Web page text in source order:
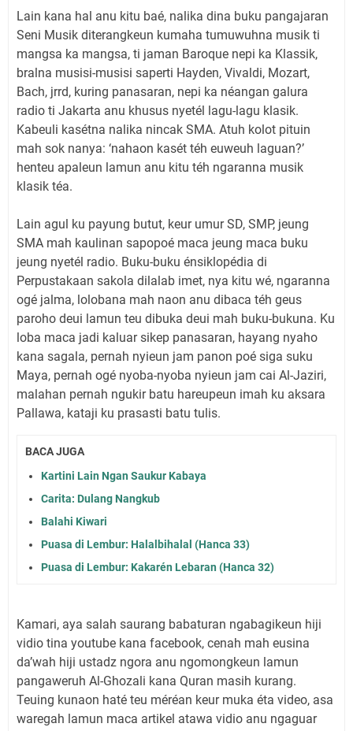
Lain kana hal anu kitu baé, nalika dina buku pangajaran
Seni Musik diterangkeun kumaha tumuwuhna musik ti
mangsa ka mangsa, ti jaman Baroque nepi ka Klassik,
bralna musisi-musisi saperti Hayden, Vivaldi, Mozart,
Bach, jrrd, kuring panasaran, nepi ka néangan galura
radio ti Jakarta anu khusus nyetél lagu-lagu klasik.
Kabeuli kasétna nalika nincak SMA. Atuh kolot pituin
mah sok nanya: ‘nahaon kasét téh euweuh laguan?’
henteu apaleun lamun anu kitu téh ngaranna musik
klasik téa.
Lain agul ku payung butut, keur umur SD, SMP, jeung
SMA mah kaulinan sapopoé maca jeung maca buku
jeung nyetél radio. Buku-buku énsiklopédia di
Perpustakaan sakola dilalab imet, nya kitu wé, ngaranna
ogé jalma, lolobana mah naon anu dibaca téh geus
paroho deui lamun teu dibuka deui mah buku-bukuna. Ku
loba maca jadi kaluar sikep panasaran, hayang nyaho
kana sagala, pernah nyieun jam panon poé siga suku
Maya, pernah ogé nyoba-nyoba nyieun jam cai Al-Jaziri,
malahan pernah ngukir batu hareupeun imah ku aksara
Pallawa, kataji ku prasasti batu tulis.
BACA JUGA
Kartini Lain Ngan Saukur Kabaya
Carita: Dulang Nangkub
Balahi Kiwari
Puasa di Lembur: Halalbihalal (Hanca 33)
Puasa di Lembur: Kakarén Lebaran (Hanca 32)
Kamari, aya salah saurang babaturan ngabagikeun hiji
vidio tina youtube kana facebook, cenah mah eusina
da’wah hiji ustadz ngora anu ngomongkeun lamun
pangaweruh Al-Ghozali kana Quran masih kurang.
Teuing kunaon haté teu méréan keur muka éta video, asa
waregah lamun maca artikel atawa vidio anu ngaguar